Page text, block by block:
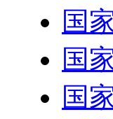
国
国
国